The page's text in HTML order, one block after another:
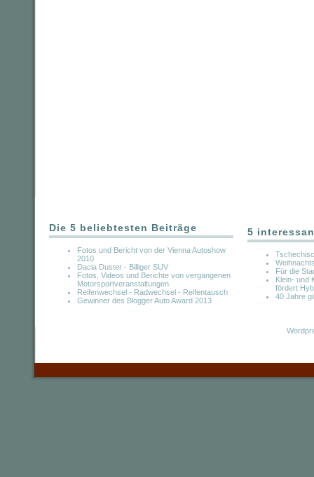
Die 5 beliebtesten Beiträge
Fotos und Bericht von der Vienna Autoshow
2010
Dacia Duster - Billiger SUV
Fotos, Videos und Berichte von vergangenen
Motorsportveranstaltungen
Reifenwechsel - Radwechsel - Reifentausch
Gewinner des Blogger Auto Award 2013
5
Für die
Klein- und
fördert
40 Jahre